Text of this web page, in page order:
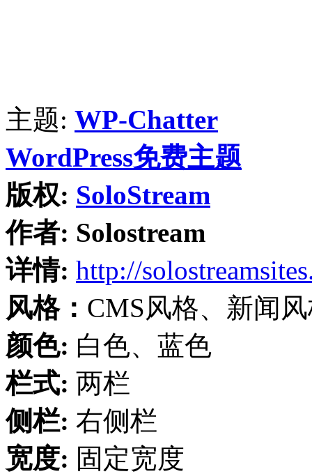
主题: WP-Chatter
WordPress免费主题
版权: SoloStream
作者: Solostream
详情: http://
风格： CMS风格、新闻
颜色: 白色、蓝色
栏式: 两栏
侧栏: 右侧栏
宽度: 固定宽度